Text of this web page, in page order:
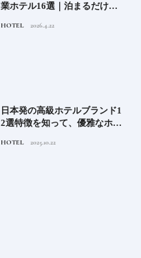
業ホテル16選｜泊まるだけで
ル
HOTEL 2026.4.22
日本発の高級ホテルブランド1
2選特徴を知って、優雅なホテ
ンド大解剖①
HOTEL 2025.10.22